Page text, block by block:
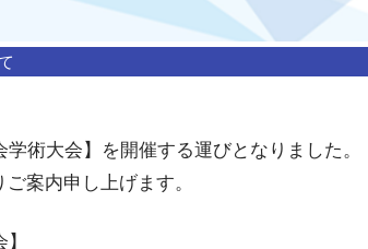
術大会】を開催する運びとなりました。
案内申し上げます。